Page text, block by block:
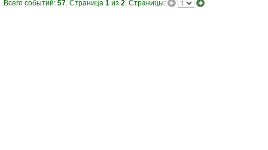
Всего событий: 57. Страница 1 из 2. Страницы: